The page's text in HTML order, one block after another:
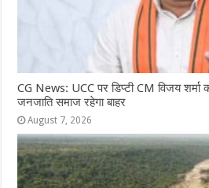
CG News: UCC पर डिप्टी CM विजय शर्मा
जनजाति समाज रहेगा बाहर
August 7, 2026